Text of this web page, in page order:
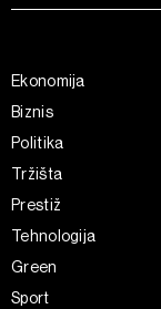
Ekonomija
Biznis
Politika
Tržišta
Prestiž
Tehnologija
Green
Sport